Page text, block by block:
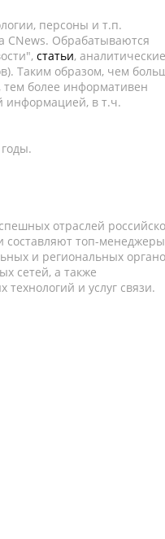
персоны и т.п.
CNews. Обрабатываются
статьи, аналитические
Таким образом, чем
тем более информативен
информацией, в т.ч.
отраслей
составляют топ-
и региональных
сетей, а также
и услуг связи.